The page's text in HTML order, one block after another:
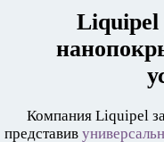
Liquipel
Компания Liquipel
представив